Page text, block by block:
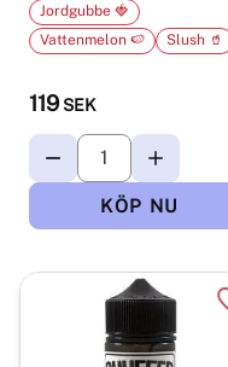
119 SEK
Jordgubbe 🍓
Vattenmelon 🍉
Slush 🥤